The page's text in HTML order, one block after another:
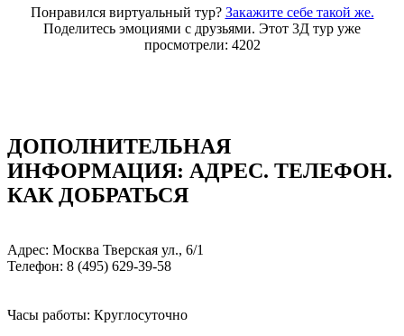
Понравился виртуальный тур? Закажите себе такой же.
Поделитесь эмоциями с друзьями. Этот 3Д тур уже
просмотрели: 4202
ДОПОЛНИТЕЛЬНАЯ
ИНФОРМАЦИЯ: АДРЕC. ТЕЛЕФОН.
КАК ДОБРАТЬСЯ
Адрес: Москва Тверская ул., 6/1
Телефон: 8 (495) 629-39-58
Часы работы: Круглосуточно